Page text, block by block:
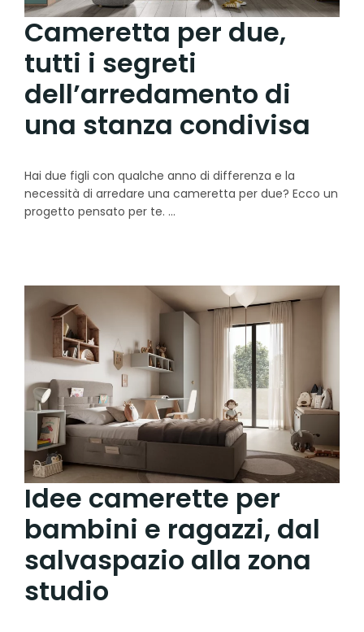
Cameretta per due,
tutti i segreti
dell’arredamento di
una stanza condivisa
Hai due figli con qualche anno di differenza e la
necessità di arredare una cameretta per due? Ecco un
progetto pensato per te.
Idee camerette per
bambini e ragazzi, dal
salvaspazio alla zona
studio